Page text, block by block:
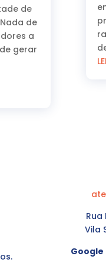
de
de
a
gerar
Rua
Vila
Google